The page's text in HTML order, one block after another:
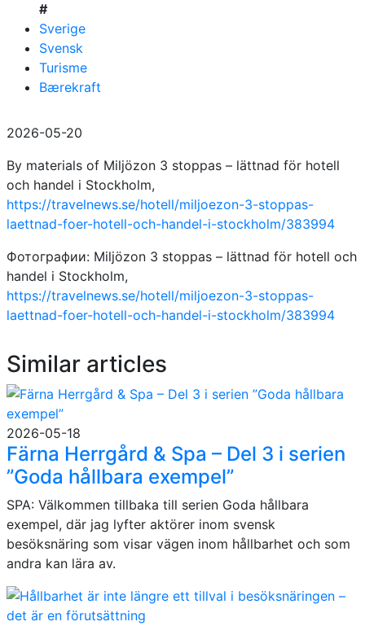
#
Sverige
Svensk
Turisme
Bærekraft
2026-05-20
By materials of Miljözon 3 stoppas – lättnad för hotell
och handel i Stockholm,
https://travelnews.se/hotell/miljoezon-3-stoppas-
laettnad-foer-hotell-och-handel-i-stockholm/383994
Фотографии: Miljözon 3 stoppas – lättnad för hotell och
handel i Stockholm,
https://travelnews.se/hotell/miljoezon-3-stoppas-
laettnad-foer-hotell-och-handel-i-stockholm/383994
Similar articles
2026-05-18
Färna Herrgård & Spa – Del 3 i serien
”Goda hållbara exempel”
SPA: Välkommen tillbaka till serien Goda hållbara
exempel, där jag lyfter aktörer inom svensk
besöksnäring som visar vägen inom hållbarhet och som
andra kan lära av.